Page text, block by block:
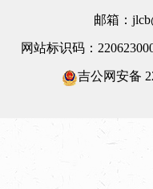
邮箱：
网站标识码：
吉公网安备